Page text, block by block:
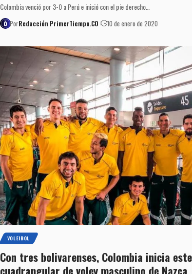
Colombia venció por 3-0 a Perú e inició con el pie derecho…
PorRedacción PrimerTiempo.CO 10 de enero de 2020
VOLEIBOL
Con tres bolivarenses, Colombia inicia
cuadrangular de voley masculino de Nazca